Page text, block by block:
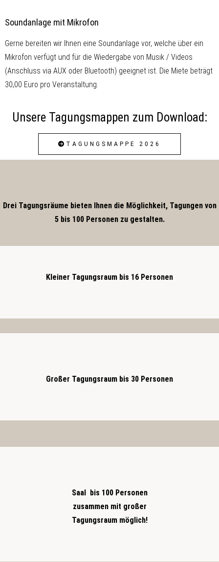
Soundanlage mit Mikrofon
Gerne bereiten wir Ihnen eine Soundanlage vor, welche über ein
Mikrofon verfügt und für die Wiedergabe von Musik / Videos
(Anschluss via AUX oder Bluetooth) geeignet ist. Die Miete beträgt
30,00 Euro pro Veranstaltung.
Unsere Tagungsmappen zum Download:
TAGUNGSMAPPE 2026
Drei Tagungsräume bieten Ihnen die Möglichkeit, Tagungen von
5 bis 100 Personen zu gestalten.
Kleiner Tagungsraum bis 16 Personen
Großer Tagungsraum bis 30 Personen
Saal bis 100 Personen
zusammen mit großer
Tagungsraum möglich!